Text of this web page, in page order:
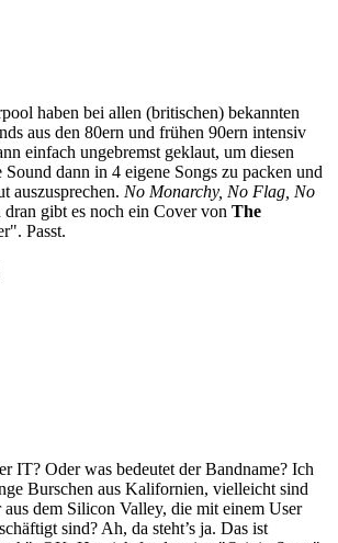
haben bei allen (britischen) bekannten
aus den 80ern und frühen 90ern intensiv
einfach ungebremst geklaut, um diesen
Sound dann in 4 eigene Songs zu packen und
auszusprechen. No Monarchy, No Flag, No
gibt es noch ein Cover von The
Passt.
IT? Oder was bedeutet der Bandname? Ich
Burschen aus Kalifornien, vielleicht sind
aus dem Silicon Valley, die mit einem User
sind? Ah, da steht’s ja. Das ist